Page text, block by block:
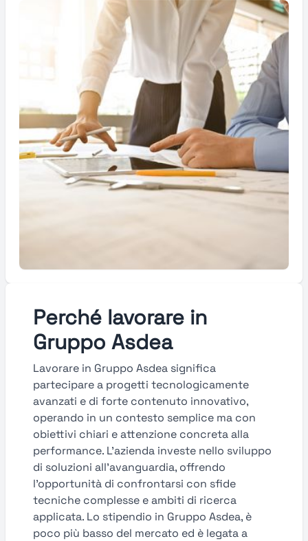
Perché lavorare in
Gruppo Asdea
Lavorare in Gruppo Asdea significa
partecipare a progetti tecnologicamente
avanzati e di forte contenuto innovativo,
operando in un contesto semplice ma con
obiettivi chiari e attenzione concreta alla
performance. L’azienda investe nello sviluppo
di soluzioni all’avanguardia, offrendo
l’opportunità di confrontarsi con sfide
tecniche complesse e ambiti di ricerca
applicata. Lo stipendio in Gruppo Asdea, è
poco più basso del mercato ed è legata a